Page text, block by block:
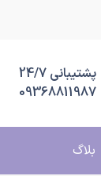
پشتیبانی 24/7
09368811987
بلاگ